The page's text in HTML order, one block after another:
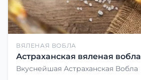
ВЯЛЕНАЯ ВОБЛА
Астраханская вяленая
Вкуснейшая Астраханская Вобла